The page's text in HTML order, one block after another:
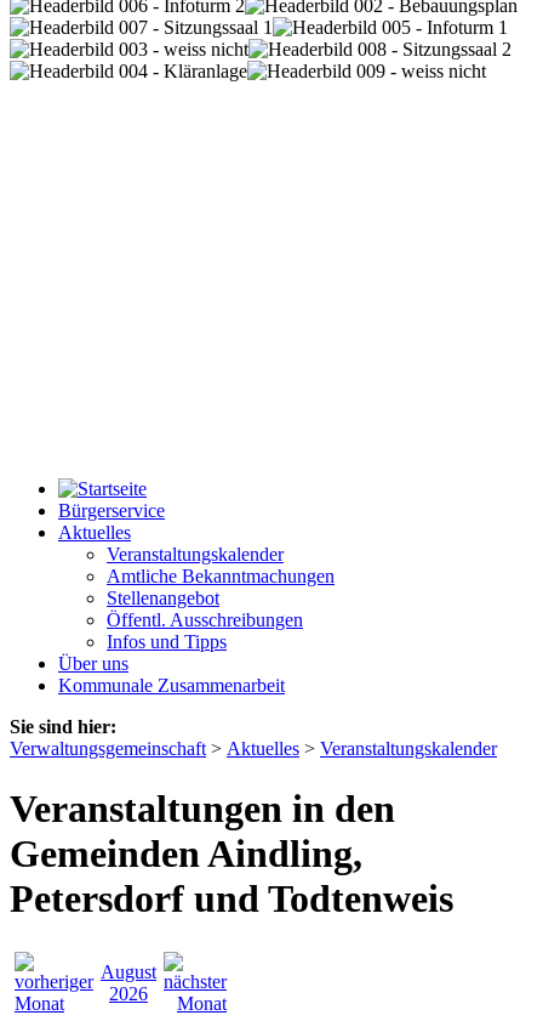
Bürgerservice
Aktuelles
Veranstaltungskalender
Amtliche Bekanntmachungen
Stellenangebot
Öffentl. Ausschreibungen
Infos und Tipps
Über uns
Kommunale Zusammenarbeit
Sie sind hier:
Verwaltungsgemeinschaft > Aktuelles > Veranstaltungskalender
Veranstaltungen in den
Gemeinden Aindling,
Petersdorf und Todtenweis
August
2026